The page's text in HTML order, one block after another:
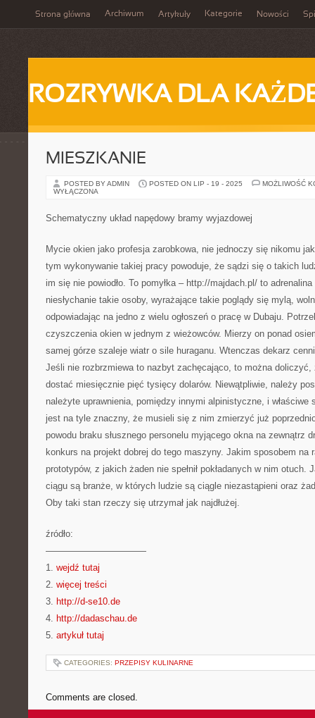
Strona główna Archiwum Artykuły Kategorie Nowości
ROZRYWKA DLA
MIESZKANIE
POSTED BY ADMIN POSTED ON LIP - 19 - 2025
MOŻLIWOŚĆ
WYŁĄCZONA
Schematyczny układ napędowy bramy wyjazdowej
Mycie okien jako profesja zarobkowa, nie jednoczy się nikomu
tym wykonywanie takiej pracy powoduje, że sądzi się o takich
im się nie powiodło. To pomyłka – http://majdach.pl/ to
niesłychanie takie osoby, wyrażające takie poglądy się mylą,
odpowiadając na jedno z wielu ogłoszeń o pracę w Dubaju.
czyszczenia okien w jednym z wieżowców. Mierzy on ponad
samej górze szaleje wiatr o sile huraganu. Wtenczas dekarz
Jeśli nie rozbrzmiewa to nazbyt zachęcająco, to można
dostać miesięcznie pięć tysięcy dolarów. Niewątpliwie, należy
należyte uprawnienia, pomiędzy innymi alpinistyczne, i właściwe
jest na tyle znaczny, że musieli się z nim zmierzyć już
powodu braku słusznego personelu myjącego okna na zewnątrz
konkurs na projekt dobrej do tego maszyny. Jakim sposobem na
prototypów, z jakich żaden nie spełnił pokładanych w nim otuch.
ciągu są branże, w których ludzie są ciągle niezastąpieni oraz
Oby taki stan rzeczy się utrzymał jak najdłużej.
źródło:
———————————
1. wejdź tutaj
2. więcej treści
3. http://d-se10.de
4. http://dadaschau.de
5. artykuł tutaj
CATEGORIES: PRZEPISY KULINARNE
Comments are closed.